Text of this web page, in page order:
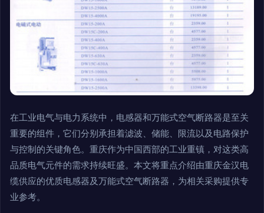
在工业电气与电力系统中，电感器和万能式空气断路器是至关
重要的组件，它们分别承担着滤波、储能、限流以及电路保护
与控制的关键角色。重庆作为中国西部的工业重镇，对这类高
品质电气元件的需求持续旺盛。本文将重点介绍由重庆金汉电
缆供应的优质电感器及万能式空气断路器，为相关采购提供专
业参考。